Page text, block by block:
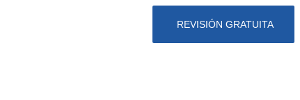
REVISIÓN GRATUITA